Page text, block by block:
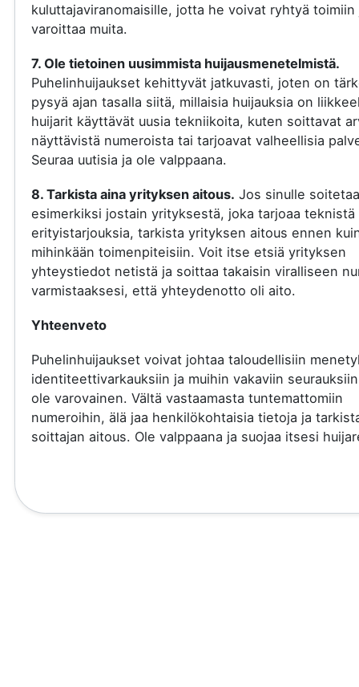
kuluttajaviranomaisille, jotta he voivat ryhtyä toimiin
varoittaa muita.
7. Ole tietoinen uusimmista huijausmenetelmistä.
Puhelinhuijaukset kehittyvät jatkuvasti, joten on
pysyä ajan tasalla siitä, millaisia huijauksia on
huijarit käyttävät uusia tekniikoita, kuten soittavat
näyttävistä numeroista tai tarjoavat valheellisia
Seuraa uutisia ja ole valppaana.
8. Tarkista aina yrityksen aitous. Jos sinulle
esimerkiksi jostain yrityksestä, joka tarjoaa teknistä
erityistarjouksia, tarkista yrityksen aitous ennen
mihinkään toimenpiteisiin. Voit itse etsiä yrityksen
yhteystiedot netistä ja soittaa takaisin viralliseen
varmistaaksesi, että yhteydenotto oli aito.
Yhteenveto
Puhelinhuijaukset voivat johtaa taloudellisiin
identiteettivarkauksiin ja muihin vakaviin
ole varovainen. Vältä vastaamasta tuntemattomiin
numeroihin, älä jaa henkilökohtaisia tietoja ja
soittajan aitous. Ole valppaana ja suojaa itsesi